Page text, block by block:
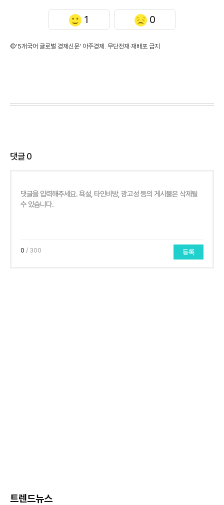
1 0
©'5개국어 글로벌 경제신문' 아주경제. 무단전재·재배포 금지
댓글0
0 / 300 등록
트렌드뉴스